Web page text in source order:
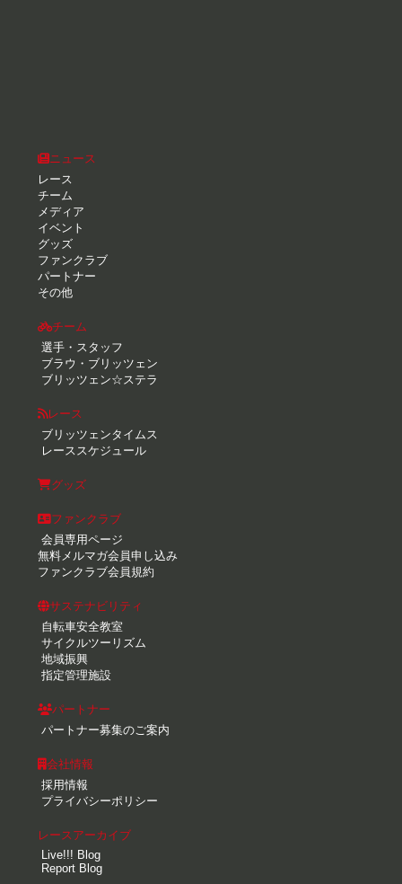
ニュース
レース
チーム
メディア
イベント
グッズ
ファンクラブ
パートナー
その他
チーム
選手・スタッフ
ブラウ・ブリッツェン
ブリッツェン☆ステラ
レース
ブリッツェンタイムス
レーススケジュール
グッズ
ファンクラブ
会員専用ページ
無料メルマガ会員申し込み
ファンクラブ会員規約
サステナビリティ
自転車安全教室
サイクルツーリズム
地域振興
指定管理施設
パートナー
パートナー募集のご案内
会社情報
採用情報
プライバシーポリシー
レースアーカイブ
Live!!! Blog
Report Blog